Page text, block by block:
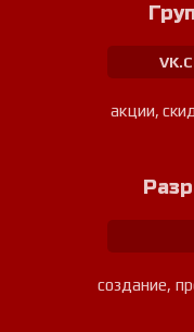
акции,
создание,